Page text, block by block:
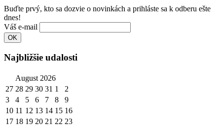
Buďte prvý, kto sa dozvie o novinkách a prihláste sa k odberu ešte
dnes!
Váš e-mail
Najbližšie udalosti
August 2026
27 28 29 30 31 1
2
3
4 5 6 7 8
9
10 11 12 13 14 15 16
17 18 19 20 21 22 23